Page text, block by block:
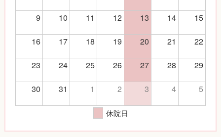
9 10 11 12 13 14
15
16
17 18 19 20 21
22
23
24 25 26 27 28
29
30
31 1 2 3 4 5
休院日